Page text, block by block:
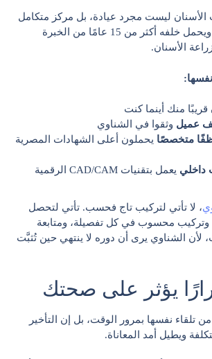
ليست مجرد عيادة، بل مركز متكامل
يعمل منذ عام 2011 ويحمل خلفه أكثر من 15 عامًا من الخبرة
الأسنان.
قريبًا منك أينما كنت
وثقوا في الشناوي
يحملون أعلى الشهادات المصرية
داخلي
يعمل بتقنيات CAD/CAM الرقمية
، لا تأتي لتركيب تاج فحسب. تأتي لتحصل
محسوب في كل تفصيلة، ومتابعة
لأن الشناوي يرى أن دوره لا ينتهي حين تُثبَّت
يؤثر على صحتك
من تلقاء نفسها بمرور الوقت، بل إن التأخير
ويطيل أمد المعاناة.